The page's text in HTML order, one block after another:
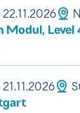
22.11.2026
Modul, Level